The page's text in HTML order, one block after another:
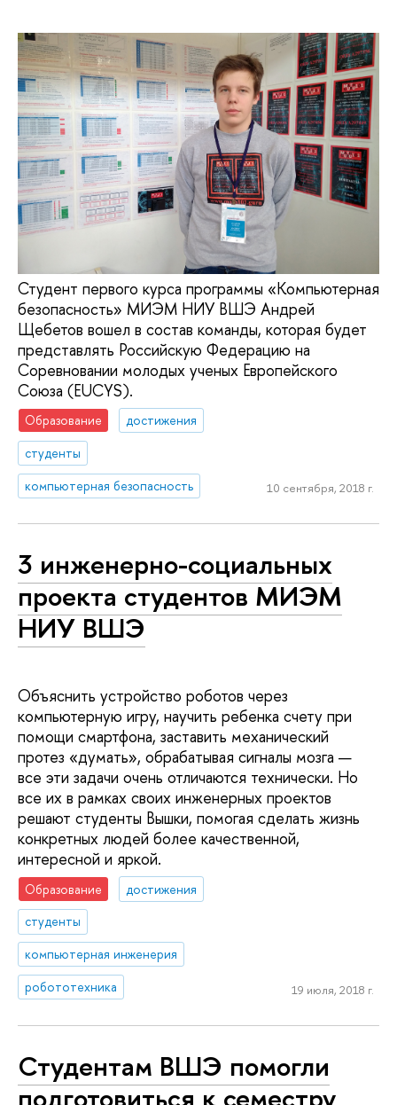
Студент первого курса программы «Компьютерная
безопасность» МИЭМ НИУ ВШЭ Андрей
Щебетов вошел в состав команды, которая будет
представлять Российскую Федерацию на
Соревновании молодых ученых Европейского
Союза (EUCYS).
Образование
достижения
студенты
компьютерная безопасность
10 сентября, 2018 г.
3 инженерно-социальных
проекта студентов МИЭМ
НИУ ВШЭ
Объяснить устройство роботов через
компьютерную игру, научить ребенка счету при
помощи смартфона, заставить механический
протез «думать», обрабатывая сигналы мозга —
все эти задачи очень отличаются технически. Но
все их в рамках своих инженерных проектов
решают студенты Вышки, помогая сделать жизнь
конкретных людей более качественной,
интересной и яркой.
Образование
достижения
студенты
компьютерная инженерия
робототехника
19 июля, 2018 г.
Студентам ВШЭ помогли